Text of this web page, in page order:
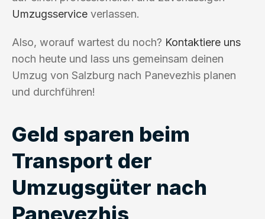
Umzugsservice verlassen.
Also, worauf wartest du noch? Kontaktiere uns
noch heute und lass uns gemeinsam deinen
Umzug von Salzburg nach Panevezhis planen
und durchführen!
Geld sparen beim
Transport der
Umzugsgüter nach
Panevezhis